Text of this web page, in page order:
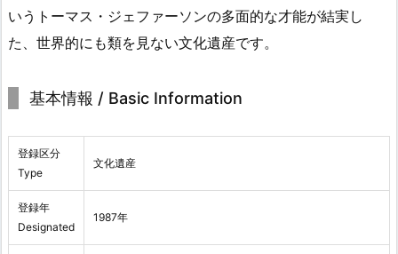
いうトーマス・ジェファーソンの多面的な才能が結実し
た、世界的にも類を見ない文化遺産です。
基本情報 / Basic Information
登録区分
Type
文化遺産
登録年
Designated
1987年